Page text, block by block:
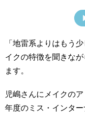
「地雷系よりはもう
イクの特徴を聞きな
ます。
児嶋さんにメイクの
年度のミス・インタ